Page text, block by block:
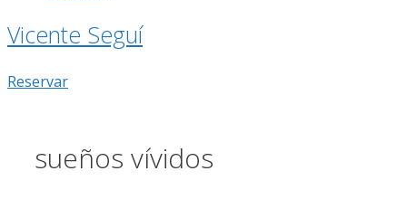
Vicente Seguí
Reservar
sueños vívidos